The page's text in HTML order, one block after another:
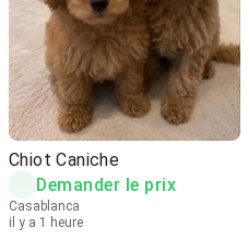
Chiot Caniche
Demander le prix
Casablanca
il y a 1 heure